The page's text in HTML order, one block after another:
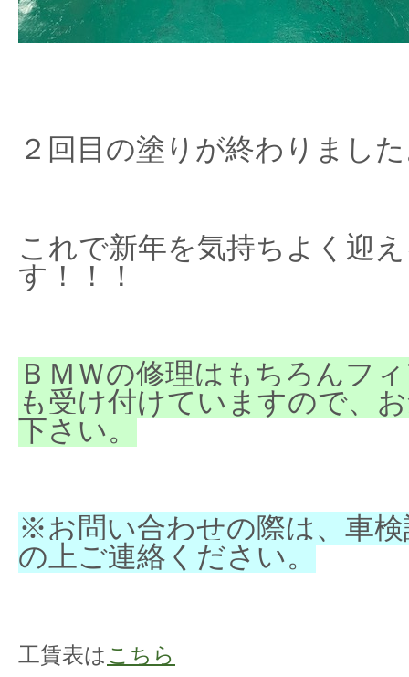
２回目の塗りが終わりまし
これで新年を気持ちよく迎
す！！！
ＢＭＷの修理はもちろんフ
も受け付けていますので、
下さい。
※お問い合わせの際は、車
の上ご連絡ください。
工賃表は こちら